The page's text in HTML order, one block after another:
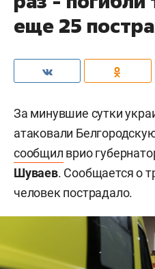
еще 25
За минувшие сутки
атаковали
сообщил врио
Шуваев. Сообщается о
человек пострадало.